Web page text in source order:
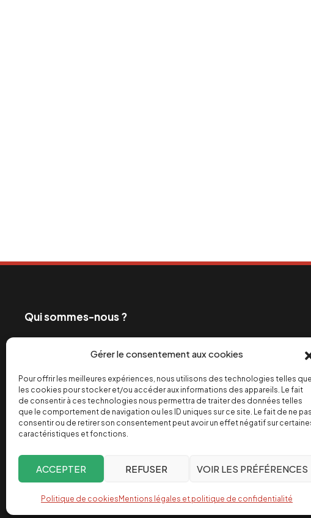
Gérer le consentement aux cookies
Pour offrir les meilleures expériences, nous utilisons des technologies telles que
les cookies pour stocker et/ou accéder aux informations des appareils. Le fait
de consentir à ces technologies nous permettra de traiter des données telles
que le comportement de navigation ou les ID uniques sur ce site. Le fait de ne pas
consentir ou de retirer son consentement peut avoir un effet négatif sur
caractéristiques et fonctions.
ACCEPTER REFUSER VOIR LES PRÉFÉRENCES
Politique de cookies Mentions légales et politique de confidentialité
Qui sommes-nous ?
Ceux qui exploitent les travailleurs et profitent des
également les grands médias. C’est pourquoi depuis
engagé dans la bataille de l’info pour un monde de paix et
équitable des richesses.
Facebook Twitter InstagramYouTube TikTok TelegramLien
Depuis 2004, INVESTIG’ACTION /Comprendre le monde pour le